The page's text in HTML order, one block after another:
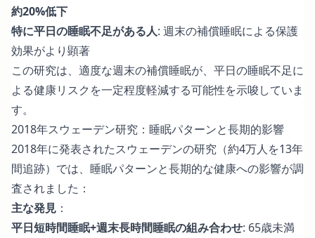
約20%低下
特に平日の睡眠不足がある人: 週末の補償睡眠による保護
効果がより顕著
この研究は、適度な週末の補償睡眠が、平日の睡眠不足に
よる健康リスクを一定程度軽減する可能性を示唆していま
す。
2018年スウェーデン研究：睡眠パターンと長期的影響
2018年に発表されたスウェーデンの研究 （約4万人を13年
間追跡）では、睡眠パターンと長期的な健康への影響が調
査されました：
主な発見 ：
平日短時間睡眠+週末長時間睡眠の組み合わせ: 65歳未満